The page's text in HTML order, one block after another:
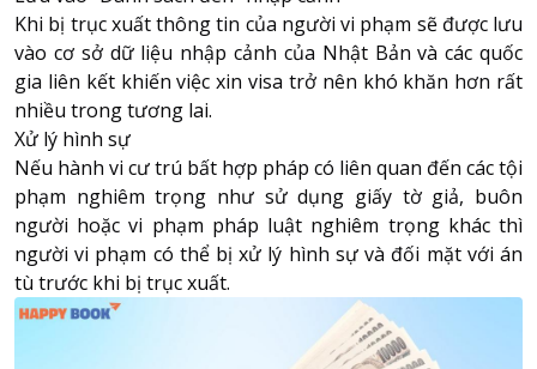
Khi bị trục xuất thông tin của người vi phạm sẽ được lưu
vào cơ sở dữ liệu nhập cảnh của Nhật Bản và các quốc
gia liên kết khiến việc xin visa trở nên khó khăn hơn rất
nhiều trong tương lai.
Xử lý hình sự
Nếu hành vi cư trú bất hợp pháp có liên quan đến các tội
phạm nghiêm trọng như sử dụng giấy tờ giả, buôn
người hoặc vi phạm pháp luật nghiêm trọng khác thì
người vi phạm có thể bị xử lý hình sự và đối mặt với án
tù trước khi bị trục xuất.